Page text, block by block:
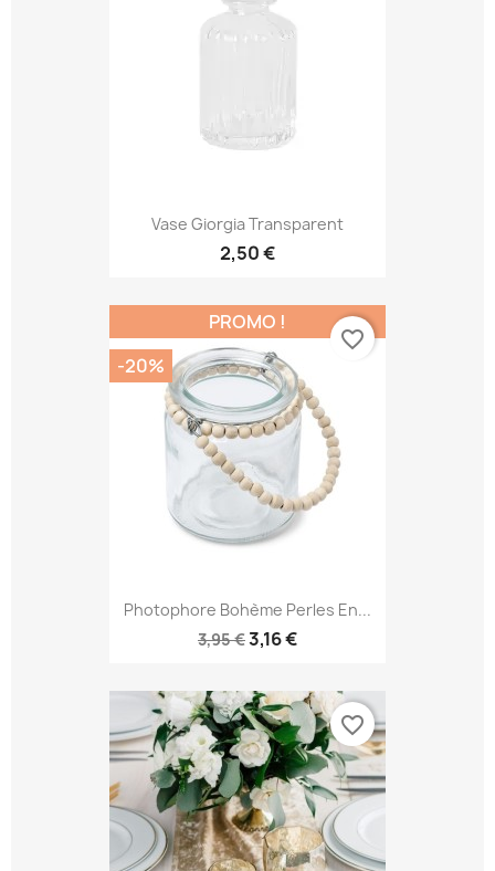
Vase Giorgia Transparent
2,50 €
Photophore Bohème Perles En...
3,95 €3,16 €
PROMO !
-20%
favorite_border
favorite_border